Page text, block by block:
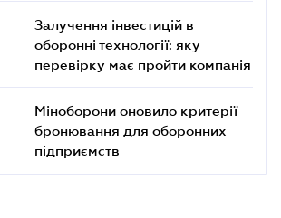
Залучення інвестицій в
оборонні технології: яку
перевірку має пройти компанія
Міноборони оновило критерії
бронювання для оборонних
підприємств